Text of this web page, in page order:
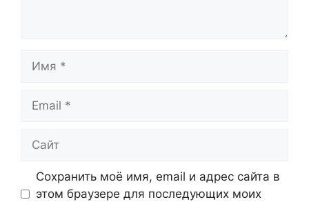
Имя
Email
Сайт
Сохранить моё имя, email и адрес сайта в
этом браузере для последующих моих